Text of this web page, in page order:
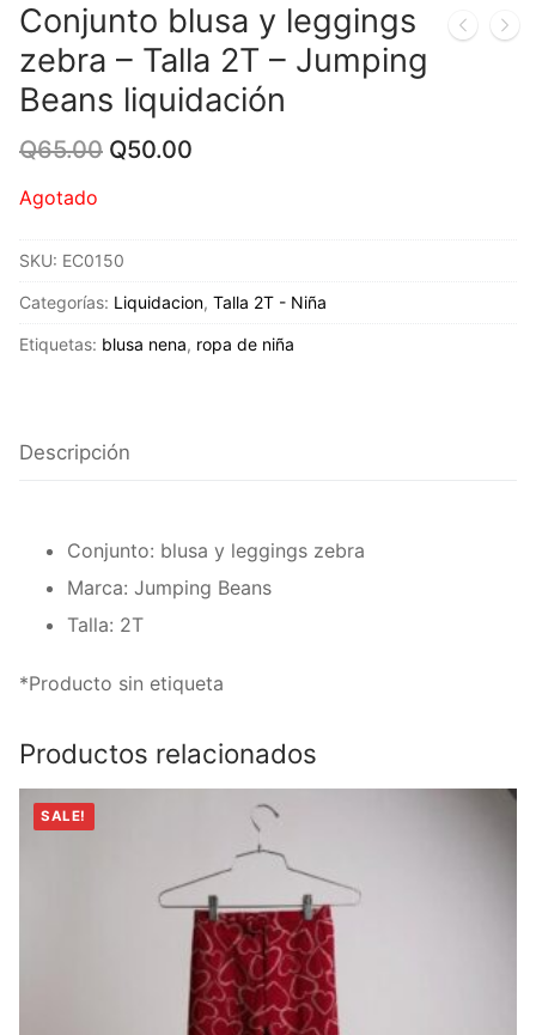
Conjunto blusa y leggings
zebra – Talla 2T – Jumping
Beans liquidación
Q65.00 Original
Q50.00
Agotado
SKU: EC0150
Categorías: Liquidacion, Talla 2T - Niña
Etiquetas: blusa nena, ropa de niña
Descripción
Conjunto: blusa y leggings zebra
Marca: Jumping Beans
Talla: 2T
*Producto sin etiqueta
Productos relacionados
SALE!